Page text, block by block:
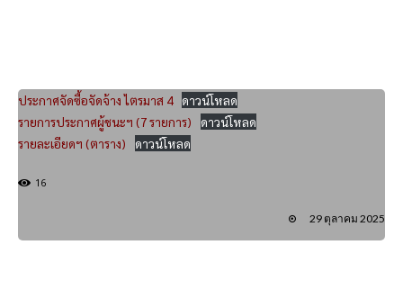
ประกาศจัดซื้อจัดจ้าง ไตรมาส 4
ดาวน์โหลด
รายการประกาศผู้ชนะฯ (7 รายการ)
ดาวน์โหลด
รายละเอียดฯ (ตาราง)
ดาวน์โหลด
16
29 ตุลาคม 2025